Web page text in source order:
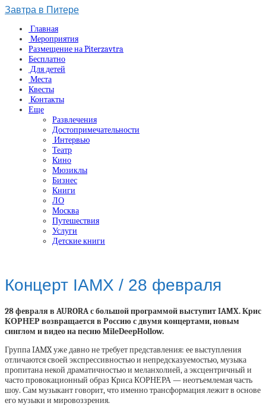
Завтра в Питере
Главная
Мероприятия
Размещение на Piterzavtra
Бесплатно
Для детей
Места
Квесты
Контакты
Еще
Развлечения
Достопримечательности
Интервью
Театр
Кино
Мюзиклы
Бизнес
Книги
ЛО
Москва
Путешествия
Услуги
Детские книги
Концерт IAMX / 28 февраля
28 февраля в AURORA с большой программой выступит IAMX. Крис
КОРНЕР возвращается в Россию с двумя концертами, новым
синглом и видео на песню MileDeepHollow.
Группа IAMX уже давно не требует представления: ее выступления
отличаются своей экспрессивностью и непредсказуемостью, музыка
пропитана некой драматичностью и меланхолией, а эксцентричный и
часто провокационный образ Криса КОРНЕРА — неотъемлемая часть
шоу. Сам музыкант говорит, что именно трансформация лежит в основе
его музыки и мировоззрения.